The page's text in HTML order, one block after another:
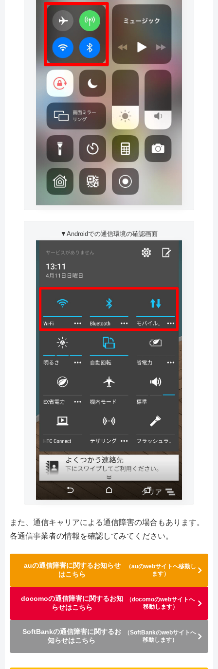
▼Androidでの通信環境の確認画面
また、通信キャリアによる通信障害の場合もあります。
各通信事業者の情報を確認してみてください。
auの通信障害に関するお知らせ
はこちら
（auのwebサイトへ移動し
ます）
docomoの通信障害に関するお知
らせはこちら
（docomoのwebサイトへ
移動します）
SoftBankの通信障害に関するお
知らせはこちら
（SoftBankのwebサイトへ
移動します）